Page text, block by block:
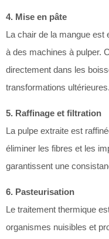
4. Mise en pâte
La chair de la mangue est
à des machines à pulper.
directement dans les
transformations ultérieures.
5. Raffinage et filtration
La pulpe extraite est
éliminer les fibres et les
garantissent une
6. Pasteurisation
Le traitement thermique
organismes nuisibles et